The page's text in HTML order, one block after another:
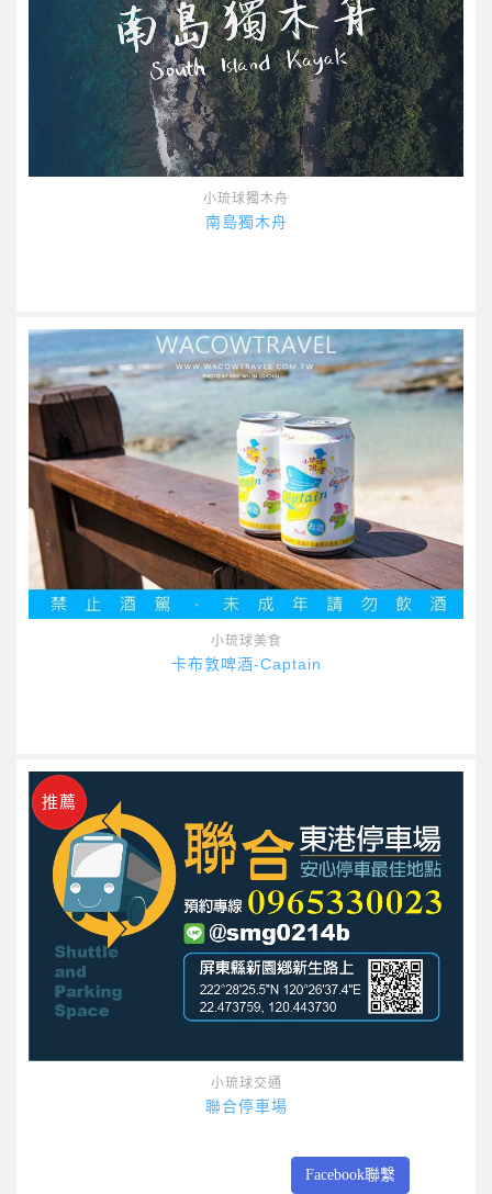
小琉球獨木舟
南島獨木舟
小琉球美食
卡布敦啤酒-Captain
推薦
小琉球交通
聯合停車場
Facebook聯繫